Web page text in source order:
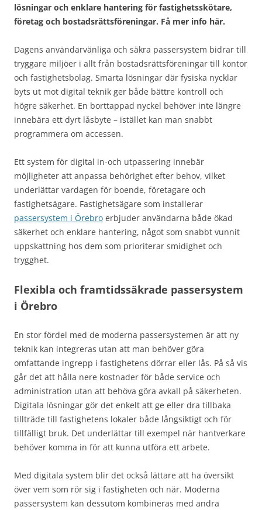
lösningar och enklare hantering för fastighetsskötare,
företag och bostadsrättsföreningar. Få mer info här.
Dagens användarvänliga och säkra passersystem bidrar till
tryggare miljöer i allt från bostadsrättsföreningar till kontor
och fastighetsbolag. Smarta lösningar där fysiska nycklar
byts ut mot digital teknik ger både bättre kontroll och
högre säkerhet. En borttappad nyckel behöver inte längre
innebära ett dyrt låsbyte – istället kan man snabbt
programmera om accessen.
Ett system för digital in-och utpassering innebär
möjligheter att anpassa behörighet efter behov, vilket
underlättar vardagen för boende, företagare och
fastighetsägare. Fastighetsägare som installerar
passersystem i Örebro erbjuder användarna både ökad
säkerhet och enklare hantering, något som snabbt vunnit
uppskattning hos dem som prioriterar smidighet och
trygghet.
Flexibla och framtidssäkrade passersystem
i Örebro
En stor fördel med de moderna passersystemen är att ny
teknik kan integreras utan att man behöver göra
omfattande ingrepp i fastighetens dörrar eller lås. På så vis
går det att hålla nere kostnader för både service och
administration utan att behöva göra avkall på säkerheten.
Digitala lösningar gör det enkelt att ge eller dra tillbaka
tillträde till fastighetens lokaler både långsiktigt och för
tillfälligt bruk. Det underlättar till exempel när hantverkare
behöver komma in för att kunna utföra ett arbete.
Med digitala system blir det också lättare att ha översikt
över vem som rör sig i fastigheten och när. Moderna
passersystem kan dessutom kombineras med andra